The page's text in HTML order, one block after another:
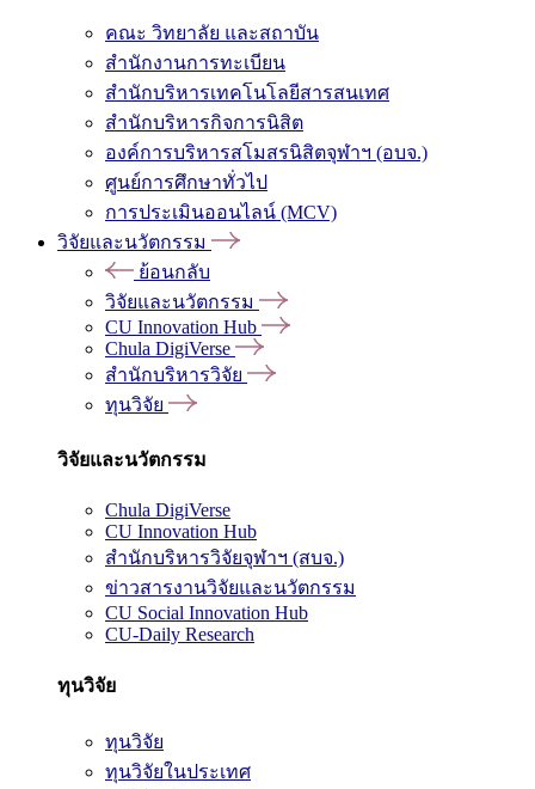
คณะ วิทยาลัย และสถาบัน
สำนักงานการทะเบียน
สำนักบริหารเทคโนโลยีสารสนเทศ
สำนักบริหารกิจการนิสิต
องค์การบริหารสโมสรนิสิตจุฬาฯ (อบจ.)
ศูนย์การศึกษาทั่วไป
การประเมินออนไลน์ (MCV)
วิจัยและนวัตกรรม
ย้อนกลับ
วิจัยและนวัตกรรม
CU Innovation Hub
Chula DigiVerse
สำนักบริหารวิจัย
ทุนวิจัย
วิจัยและนวัตกรรม
Chula DigiVerse
CU Innovation Hub
สำนักบริหารวิจัยจุฬาฯ (สบจ.)
ข่าวสารงานวิจัยและนวัตกรรม
CU Social Innovation Hub
CU-Daily Research
ทุนวิจัย
ทุนวิจัย
ทุนวิจัยในประเทศ